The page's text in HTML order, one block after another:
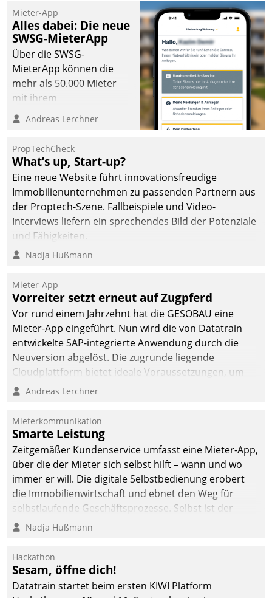
Einsparungen durch optimierte und automatisierte
Prozesse. Doch man darf nicht zu viel erwarten: Allein
mit der Einführung einer neuen Software ist es nicht
getan. Die Digitalisierung erfordert von Unternehmen
die Bereitschaft, sich zu überprüfen, zu hinterfragen
und zu verändern.
Mieter-App
Alles dabei: Die neue
SWSG-MieterApp
Über die SWSG-
MieterApp können die
mehr als 50.000 Mieter
mit ihrem
Wohnungsunternehmen
kommunizieren, auf dem
einsehen und ändern
oder
Schadensmeldungen
abgeben – rund um die
Uhr.
Andreas Lerchner
PropTechCheck
What’s up, Start-up?
Eine neue Website führt innovationsfreudige
Immobilienunternehmen zu passenden Partnern aus
der Proptech-Szene. Fallbeispiele und Video-
Interviews liefern ein sprechendes Bild der Potenziale
und Fähigkeiten.
Nadja Hußmann
Mieter-App
Vorreiter setzt erneut auf Zugpferd
Vor rund einem Jahrzehnt hat die GESOBAU eine
Mieter-App eingeführt. Nun wird die von Datatrain
entwickelte SAP-integrierte Anwendung durch die
Neuversion abgelöst. Die zugrunde liegende
Cloudplattform bietet ideale Voraussetzungen, um
die Funktionalität der App zu erweitern und weitere
integrieren.
Andreas Lerchner
Mieterkommunikation
Smarte Leistung
Zeitgemäßer Kundenservice umfasst eine Mieter-App,
über die der Mieter sich selbst hilft – wann und wo
immer er will. Die digitale Selbstbedienung erobert
die Immobilienwirtschaft und ebnet den Weg für
selbstlaufende Geschäftsprozesse. Selbst ist der
Kunde und smart der Serviceanbieter.
Nadja Hußmann
Hackathon
Sesam, öffne dich!
Datatrain startet beim ersten KIWI Platform